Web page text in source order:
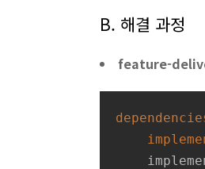
B. 해결 과정
feature-